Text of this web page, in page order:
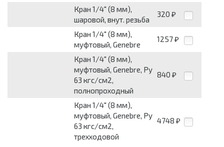
Кран 1/4" (8 мм),
шаровой, внут. резьба
320 ₽
Кран 1/4" (8 мм),
муфтовый, Genebre
1257 ₽
Кран 1/4" (8 мм),
муфтовый, Genebre, Py
63 кгс/см2,
полнопроходный
840 ₽
Кран 1/4" (8 мм),
муфтовый, Genebre, Py
63 кгс/см2,
трехходовой
4748 ₽